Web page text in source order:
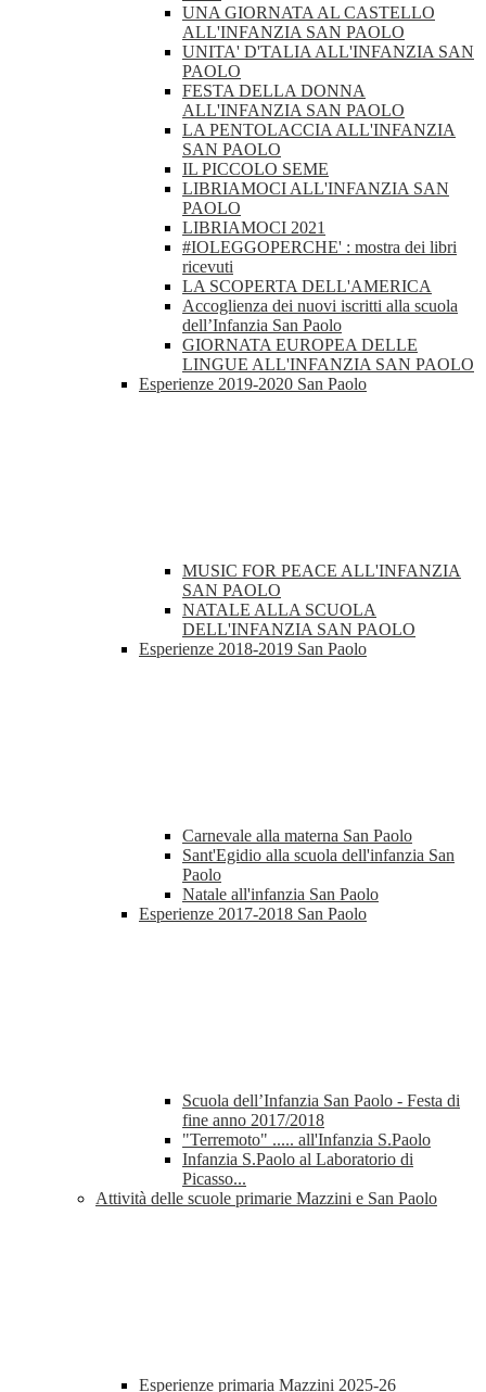
UNA GIORNATA AL CASTELLO
ALL'INFANZIA SAN PAOLO
UNITA' D'TALIA ALL'INFANZIA SAN
PAOLO
FESTA DELLA DONNA
ALL'INFANZIA SAN PAOLO
LA PENTOLACCIA ALL'INFANZIA
SAN PAOLO
IL PICCOLO SEME
LIBRIAMOCI ALL'INFANZIA SAN
PAOLO
LIBRIAMOCI 2021
#IOLEGGOPERCHE' : mostra dei libri
ricevuti
LA SCOPERTA DELL'AMERICA
Accoglienza dei nuovi iscritti alla scuola
dell’Infanzia San Paolo
GIORNATA EUROPEA DELLE
LINGUE ALL'INFANZIA SAN PAOLO
Esperienze 2019-2020 San Paolo
MUSIC FOR PEACE ALL'INFANZIA
SAN PAOLO
NATALE ALLA SCUOLA
DELL'INFANZIA SAN PAOLO
Esperienze 2018-2019 San Paolo
Carnevale alla materna San Paolo
Sant'Egidio alla scuola dell'infanzia San
Paolo
Natale all'infanzia San Paolo
Esperienze 2017-2018 San Paolo
Scuola dell’Infanzia San Paolo - Festa di
fine anno 2017/2018
"Terremoto" ..... all'Infanzia S.Paolo
Infanzia S.Paolo al Laboratorio di
Picasso...
Attività delle scuole primarie Mazzini e San Paolo
Esperienze primaria Mazzini 2025-26